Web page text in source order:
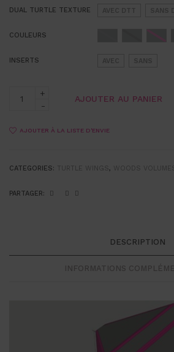
DUAL TURTLE TEXTURE
COULEURS
INSERTS
AJOUTER AU PANIER
AJOUTER À LA LISTE D'ENVIE
CATEGORIES: TURTLE WINGS, WOODS
PARTAGER:
DESCRIPTION
INFORMATIONS